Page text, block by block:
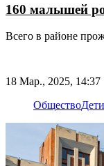
160 малышей
Всего в районе
18 Мар., 2025, 14:37
ОбществоДети